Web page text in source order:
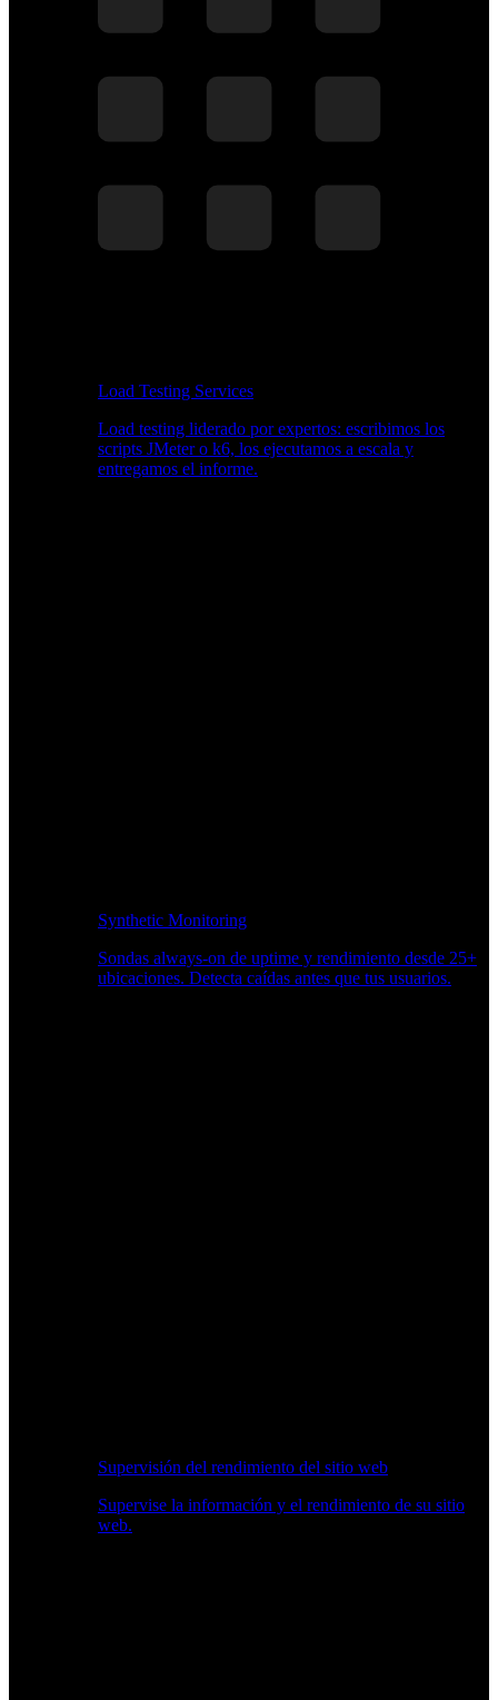
Load Testing Services
Load testing liderado por expertos: escribimos los
scripts JMeter o k6, los ejecutamos a escala y
entregamos el informe.
Synthetic Monitoring
Sondas always-on de uptime y rendimiento desde 25+
ubicaciones. Detecta caídas antes que tus usuarios.
Supervisión del rendimiento del sitio web
Supervise la información y el rendimiento de su sitio
web.